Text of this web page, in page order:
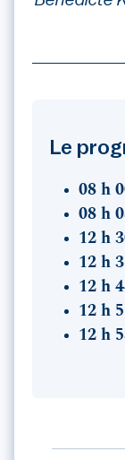
Le
08 h
08 h
12 h
12 h
12 h
12 h
12 h